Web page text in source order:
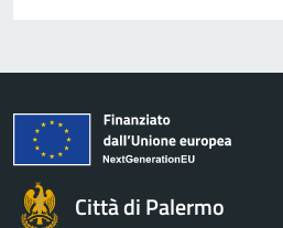
Città di Palermo